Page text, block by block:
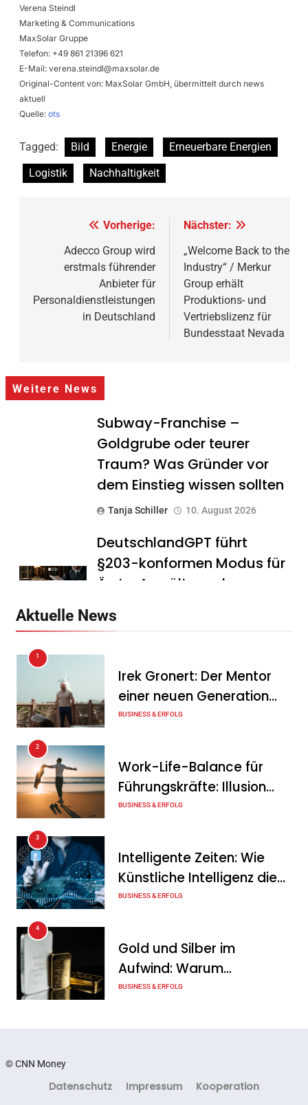
Verena Steindl
Marketing & Communications
MaxSolar Gruppe
Telefon: +49 861 21396 621
E-Mail: verena.steindl@maxsolar.de
Original-Content von: MaxSolar GmbH, übermittelt durch news
aktuell
Quelle: ots
Tagged: Bild Energie
Erneuerbare Energien
Logistik
Nachhaltigkeit
Beitragsnavigation
Vorherige:
Adecco Group wird
erstmals führender
Anbieter für
Personaldienstleistungen
in Deutschland
Nächster:
„Welcome Back to the
Industry“ / Merkur
Group erhält
Produktions- und
Vertriebslizenz für
Bundesstaat Nevada
Weitere News
Subway-Franchise –
Goldgrube oder teurer
Traum? Was Gründer vor
dem Einstieg wissen sollten
Tanja Schiller 10. August 2026
DeutschlandGPT führt
§203-konformen Modus für
Ärzte, Anwälte und
Tanja Schiller
Finanzbildung 2026: Diese
Banken überzeugen im Test
Dachser schließt
strategische Partnerschaft
mit Synergie Canada
Aktuelle News
1
Irek Gronert: Der Mentor
einer neuen Generation
von Unternehmern
BUSINESS & ERFOLG
2
Work-Life-Balance für
Führungskräfte: Illusion
oder echte Chance?
BUSINESS & ERFOLG
3
Intelligente Zeiten: Wie
Künstliche Intelligenz die
Geschäftswelt verändert
BUSINESS & ERFOLG
4
Gold und Silber im
Aufwind: Warum
Edelmetalle als sicherer
BUSINESS & ERFOLG
Unternehmer kennen sollte
© CNN Money
Datenschutz Impressum Kooperation